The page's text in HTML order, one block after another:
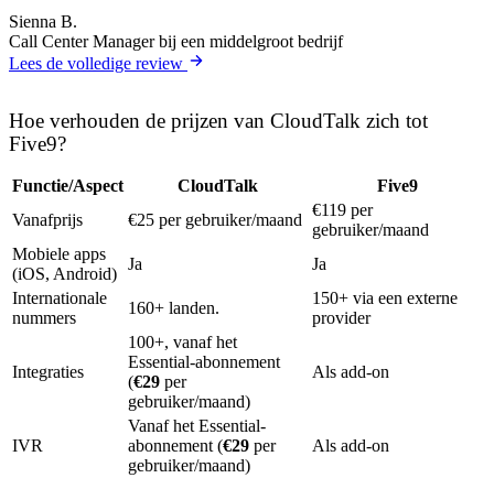
Sienna B.
Call Center Manager bij een middelgroot bedrijf
Lees de volledige review
Hoe verhouden de prijzen van CloudTalk zich tot
Five9?
Functie/Aspect CloudTalk
Five9
Vanafprijs
€25 per gebruiker/maand
€119 per
gebruiker/maand
Mobiele apps
(iOS, Android)
Ja
Ja
Internationale
nummers
160+ landen.
150+ via een externe
provider
Integraties
100+, vanaf het
Essential-abonnement
(€29 per
gebruiker/maand)
Als add-on
IVR
Vanaf het Essential-
abonnement (€29 per
gebruiker/maand)
Als add-on